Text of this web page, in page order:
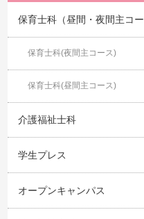
保育士科（昼間・夜間主コ
保育士科(夜間主コース)
保育士科(昼間主コース)
介護福祉士科
学生プレス
オープンキャンパス